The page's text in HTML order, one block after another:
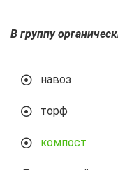
В группу
навоз
торф
компост